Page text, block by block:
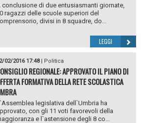
conclusione di due entusiasmanti giornate,
ragazzi delle scuole superiori del
divisi in 8 squadre, do...
LEGGI
02/2016 17:48| Politica
REGIONALE: APPROVATO IL PIANO DI
FORMATIVA DELLA RETE SCOLASTICA
legislativa dell`Umbria ha
con gli 11 voti favorevoli della
e l`astensione degli 8 co...